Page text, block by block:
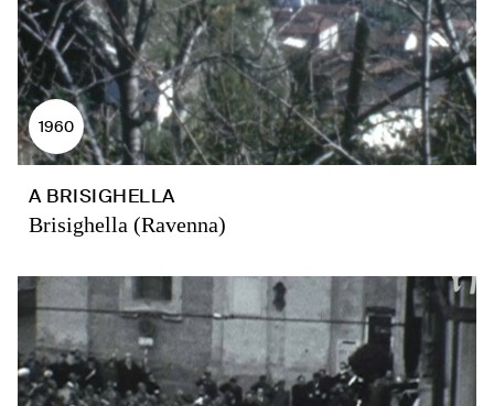
1960
A BRISIGHELLA
Brisighella (Ravenna)